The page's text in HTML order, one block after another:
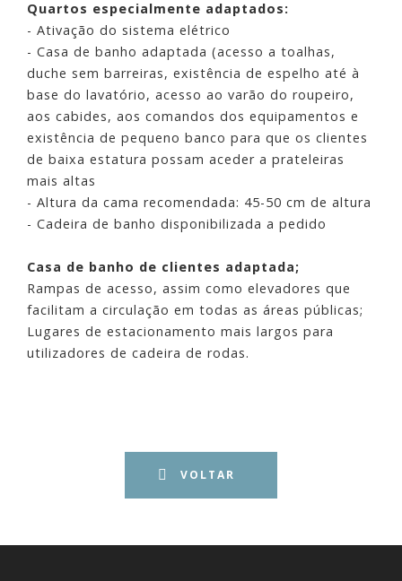
Quartos especialmente adaptados:
- Ativação do sistema elétrico
- Casa de banho adaptada (acesso a toalhas,
duche sem barreiras, existência de espelho até à
base do lavatório, acesso ao varão do roupeiro,
aos cabides, aos comandos dos equipamentos e
existência de pequeno banco para que os clientes
de baixa estatura possam aceder a prateleiras
mais altas
- Altura da cama recomendada: 45-50 cm de altura
- Cadeira de banho disponibilizada a pedido
Casa de banho de clientes adaptada;
Rampas de acesso, assim como elevadores que
facilitam a circulação em todas as áreas públicas;
Lugares de estacionamento mais largos para
utilizadores de cadeira de rodas.
VOLTAR